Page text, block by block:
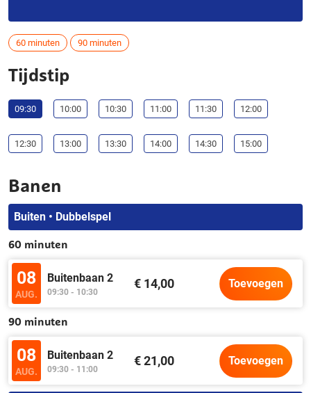
60 minuten 90 minuten
Tijdstip
09:30 10:00 10:30 11:00 11:30 12:00
12:30 13:00 13:30 14:00 14:30 15:00
Banen
Buiten • Dubbelspel
60 minuten
08
AUG.
Buitenbaan 2
09:30 - 10:30
€ 14,00 Toevoegen
90 minuten
08
AUG.
Buitenbaan 2
09:30 - 11:00
€ 21,00 Toevoegen